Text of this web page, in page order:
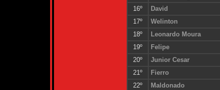
16º
David
17º
Welinton
18º
Leonardo Moura
19º
Felipe
20º
Junior Cesar
21º
Fierro
22º
Maldonado